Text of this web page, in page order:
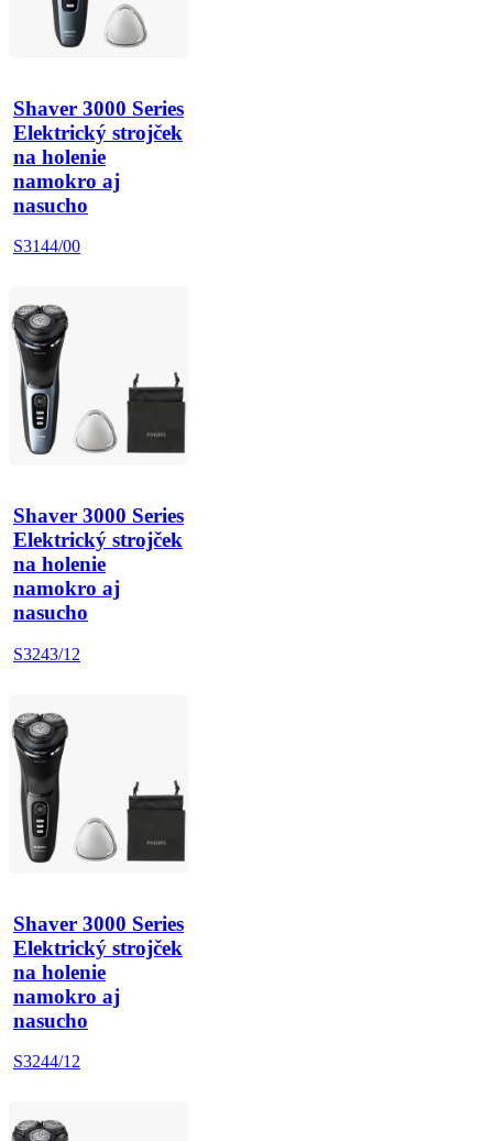
Shaver 3000 Series
Elektrický strojček
na holenie
namokro aj
nasucho
S3144/00
Shaver 3000 Series
Elektrický strojček
na holenie
namokro aj
nasucho
S3243/12
Shaver 3000 Series
Elektrický strojček
na holenie
namokro aj
nasucho
S3244/12